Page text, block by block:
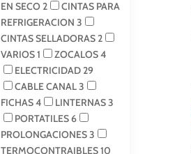
EN SECO2
CINTAS PARA
REFRIGERACION3
CINTAS SELLADORAS2
VARIOS1 ZOCALOS4
ELECTRICIDAD29
CABLE CANAL3
FICHAS4 LINTERNAS3
PORTATILES6
PROLONGACIONES3
TERMOCONTRAIBLES10